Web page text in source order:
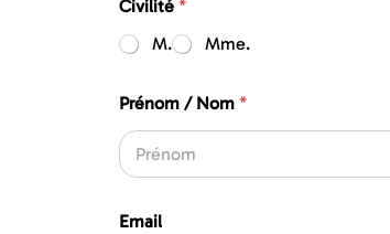
Civilité *
M.
Mme.
Prénom / Nom *
Email